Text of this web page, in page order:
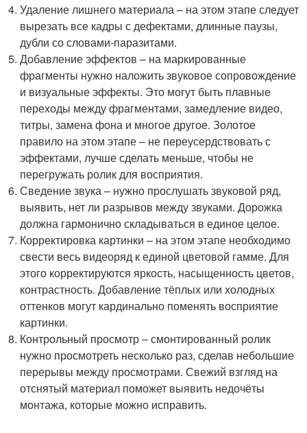
Удаление лишнего материала – на этом этапе следует
вырезать все кадры с дефектами, длинные паузы,
дубли со словами-паразитами.
Добавление эффектов – на маркированные
фрагменты нужно наложить звуковое сопровождение
и визуальные эффекты. Это могут быть плавные
переходы между фрагментами, замедление видео,
титры, замена фона и многое другое. Золотое
правило на этом этапе – не переусердствовать с
эффектами, лучше сделать меньше, чтобы не
перегружать ролик для восприятия.
Сведение звука – нужно прослушать звуковой ряд,
выявить, нет ли разрывов между звуками. Дорожка
должна гармонично складываться в единое целое.
Корректировка картинки – на этом этапе необходимо
свести весь видеоряд к единой цветовой гамме. Для
этого корректируются яркость, насыщенность цветов,
контрастность. Добавление тёплых или холодных
оттенков могут кардинально поменять восприятие
картинки.
Контрольный просмотр – смонтированный ролик
нужно просмотреть несколько раз, сделав небольшие
перерывы между просмотрами. Свежий взгляд на
отснятый материал поможет выявить недочёты
монтажа, которые можно исправить.